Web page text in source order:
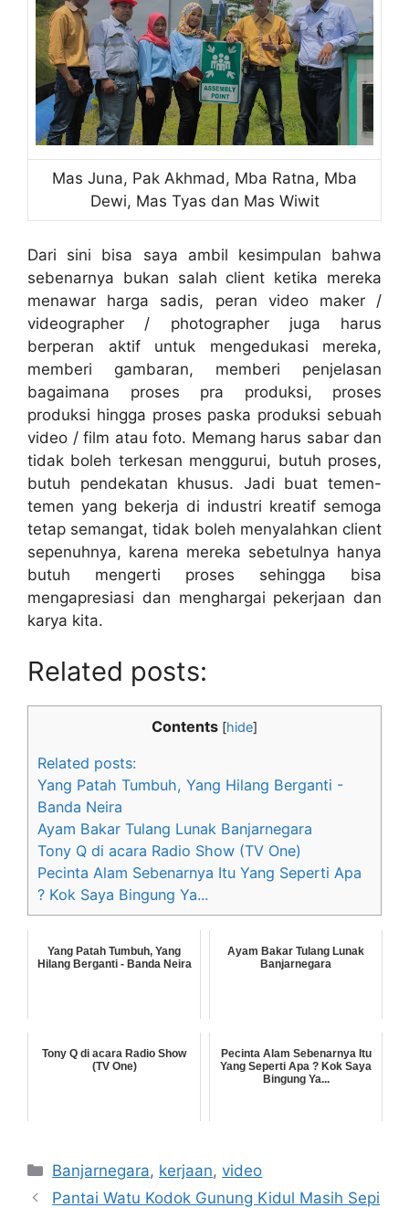
Mas Juna, Pak Akhmad, Mba Ratna, Mba
Dewi, Mas Tyas dan Mas Wiwit
Dari sini bisa saya ambil kesimpulan bahwa
sebenarnya bukan salah client ketika mereka
menawar harga sadis, peran video maker /
videographer / photographer juga harus
berperan aktif untuk mengedukasi mereka,
memberi gambaran, memberi penjelasan
bagaimana proses pra produksi, proses
produksi hingga proses paska produksi sebuah
video / film atau foto. Memang harus sabar dan
tidak boleh terkesan menggurui, butuh proses,
butuh pendekatan khusus. Jadi buat temen-
temen yang bekerja di industri kreatif semoga
tetap semangat, tidak boleh menyalahkan client
sepenuhnya, karena mereka sebetulnya hanya
butuh mengerti proses sehingga bisa
mengapresiasi dan menghargai pekerjaan dan
karya kita.
Related posts:
Contents [hide]
Related posts:
Yang Patah Tumbuh, Yang Hilang Berganti -
Banda Neira
Ayam Bakar Tulang Lunak Banjarnegara
Tony Q di acara Radio Show (TV One)
Pecinta Alam Sebenarnya Itu Yang Seperti Apa
? Kok Saya Bingung Ya...
Yang Patah Tumbuh, Yang
Hilang Berganti - Banda Neira
Ayam Bakar Tulang Lunak
Banjarnegara
Tony Q di acara Radio Show
(TV One)
Pecinta Alam Sebenarnya Itu
Yang Seperti Apa ? Kok Saya
Bingung Ya...
Categories
Banjarnegara, kerjaan,video
Pantai Watu Kodok Gunung Kidul Masih Sepi